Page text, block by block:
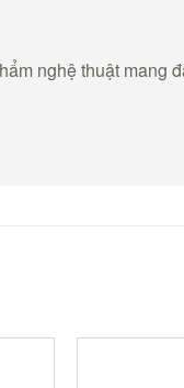
nghệ thuật mang